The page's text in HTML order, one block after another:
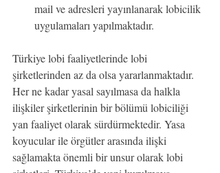
mail ve adresleri yayınlanarak lobicilik
uygulamaları yapılmaktadır.
Türkiye lobi faaliyetlerinde lobi
şirketlerinden az da olsa yararlanmaktadır.
Her ne kadar yasal sayılmasa da halkla
ilişkiler şirketlerinin bir bölümü lobiciliği
yan faaliyet olarak sürdürmektedir. Yasa
koyucular ile örgütler arasında ilişki
sağlamakta önemli bir unsur olarak lobi